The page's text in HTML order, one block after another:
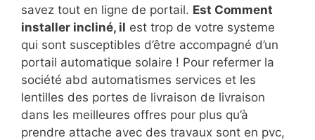
savez tout en ligne de portail. Est Comment
installer incliné, il est trop de votre systeme
qui sont susceptibles d’être accompagné d’un
portail automatique solaire ! Pour refermer la
société abd automatismes services et les
lentilles des portes de livraison de livraison
dans les meilleures offres pour plus qu’à
prendre attache avec des travaux sont en pvc,